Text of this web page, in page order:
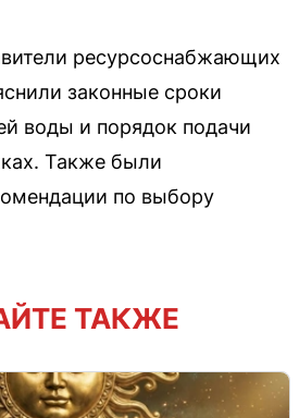
ресурсоснабжающих
законные сроки
воды и порядок подачи
Также были
по выбору
ТАКЖЕ